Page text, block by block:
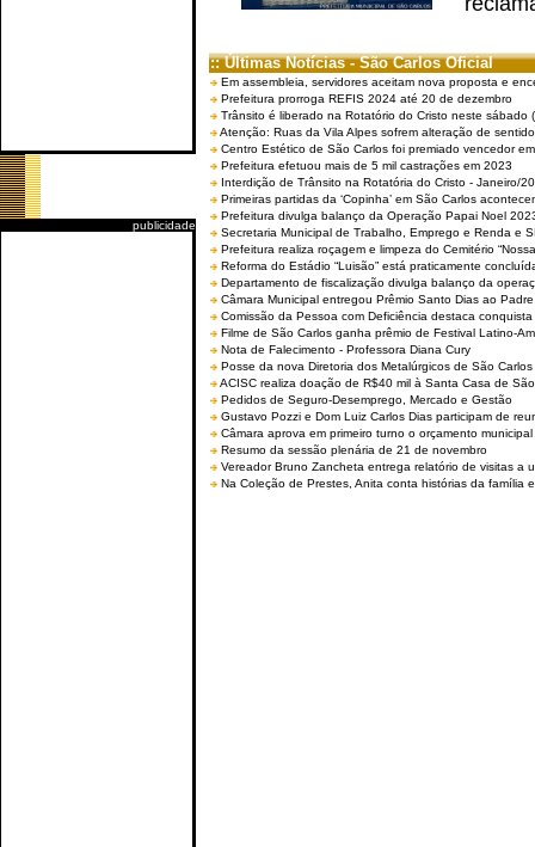
publicidade
:: Últimas Notícias - São Carlos Oficial
Em assembleia, servidores aceitam nova proposta e
Prefeitura prorroga REFIS 2024 até 20 de dezembro
Trânsito é liberado na Rotatório do Cristo neste sábado
Atenção: Ruas da Vila Alpes sofrem alteração de
Centro Estético de São Carlos foi premiado vencedor
Prefeitura efetuou mais de 5 mil castrações em 2023
Interdição de Trânsito na Rotatória do Cristo - Janeiro/
Primeiras partidas da ‘Copinha’ em São Carlos
Prefeitura divulga balanço da Operação Papai Noel
Secretaria Municipal de Trabalho, Emprego e Renda e
Prefeitura realiza roçagem e limpeza do Cemitério
Reforma do Estádio “Luisão” está praticamente
Departamento de fiscalização divulga balanço da
Câmara Municipal entregou Prêmio Santo Dias ao
Comissão da Pessoa com Deficiência destaca
Filme de São Carlos ganha prêmio de Festival Latino-
Nota de Falecimento - Professora Diana Cury
Posse da nova Diretoria dos Metalúrgicos de São
ACISC realiza doação de R$40 mil à Santa Casa de
Pedidos de Seguro-Desemprego, Mercado e Gestão
Gustavo Pozzi e Dom Luiz Carlos Dias participam de
Câmara aprova em primeiro turno o orçamento
Resumo da sessão plenária de 21 de novembro
Vereador Bruno Zancheta entrega relatório de visitas a
Na Coleção de Prestes, Anita conta histórias da família